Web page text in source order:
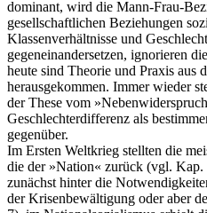
dominant, wird die Mann-Frau-
gesellschaftlichen Beziehungen
Klassenverhältnisse und
gegeneinandersetzen, ignorieren
heute sind Theorie und Praxis aus
herausgekommen. Immer wieder
der These vom
Geschlechterdifferenz als
gegenüber.
Im Ersten Weltkrieg stellten die
die der »Nation« zurück (vgl.
zunächst hinter die
der Krisenbewältigung oder aber